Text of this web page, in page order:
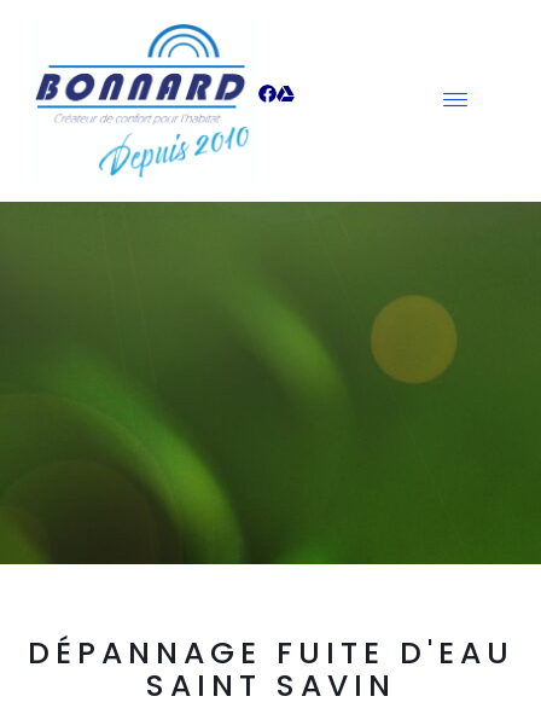
DÉPANNAGE FUITE D'EAU
SAINT SAVIN